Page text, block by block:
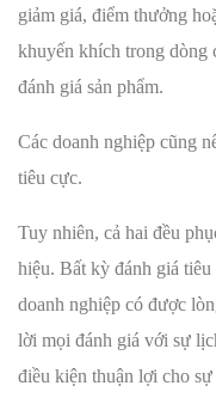
giảm giá, điểm thưởng
khuyến khích trong dòng
đánh giá sản phẩm.
Các doanh nghiệp cũng
tiêu cực.
Tuy nhiên, cả hai đều
hiệu. Bất kỳ đánh giá
doanh nghiệp có được
lời mọi đánh giá với sự
điều kiện thuận lợi cho